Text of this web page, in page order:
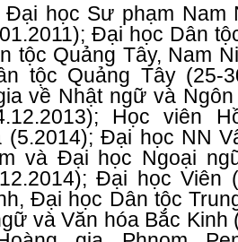
Đại học Sư phạm Nam
Đại học Dân
tộc Quảng Tây, Nam
tộc Quảng Tây (25-
về Nhật ngữ và
Học viên
(5.2014); Đại học NN
và Đại học Ngoại
Đại học Viên
Đại học Dân tộc
và Văn hóa Bắc Kinh